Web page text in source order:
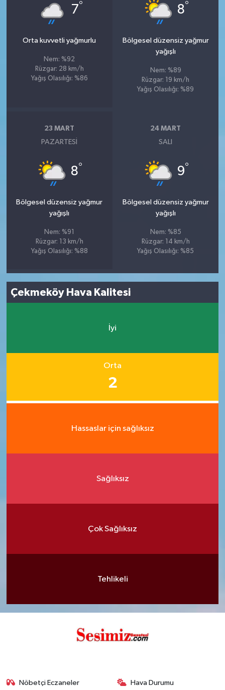
7°
Orta kuvvetli yağmurlu
Nem: %92
Rüzgar: 28 km/h
Yağış Olasılığı: %86
8°
Bölgesel düzensiz yağmur
yağışlı
Nem: %89
Rüzgar: 19 km/h
Yağış Olasılığı: %89
23 MART
PAZARTESI
8°
Bölgesel düzensiz yağmur
yağışlı
Nem: %91
Rüzgar: 13 km/h
Yağış Olasılığı: %88
24 MART
SALI
9°
Bölgesel düzensiz yağmur
yağışlı
Nem: %85
Rüzgar: 14 km/h
Yağış Olasılığı: %85
Çekmeköy Hava Kalitesi
İyi
Orta
2
Hassaslar için sağlıksız
Sağlıksız
Çok Sağlıksız
Tehlikeli
Nöbetçi Eczaneler Hava Durumu